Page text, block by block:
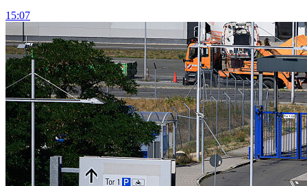
15:07